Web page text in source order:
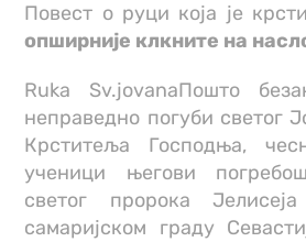
Повест о руци која је
опширније клкните на
Ruka Sv.jovanaПошто
неправедно погуби светог
Крститеља Господња,
ученици његови
светог пророка
самаријском граду